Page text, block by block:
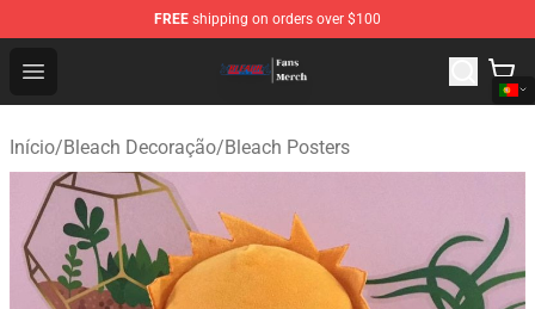
FREE shipping on orders over $100
Open menu
Bleach Store - Official Bleach Merchandise Shop
Início/Bleach Decoração/Bleach Posters